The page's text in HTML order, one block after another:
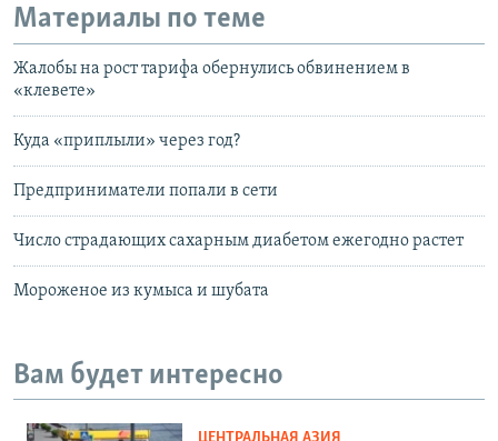
Материалы по теме
Жалобы на рост тарифа обернулись обвинением в
«клевете»
Куда «приплыли» через год?
Предприниматели попали в сети
Число страдающих сахарным диабетом ежегодно растет
Мороженое из кумыса и шубата
Вам будет интересно